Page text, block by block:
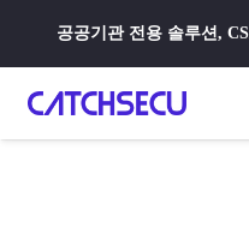
공공기관 전용 솔루션,